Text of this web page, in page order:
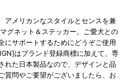
アメリカンなスタイルとセンスを兼
グネット＆ステッカー。ご愛犬との
にサポートするためにどうぞご使用
はブランド登録商標に加えて、専
れた日本製品なので、デザインと品
質問やご要望がございましたら、お